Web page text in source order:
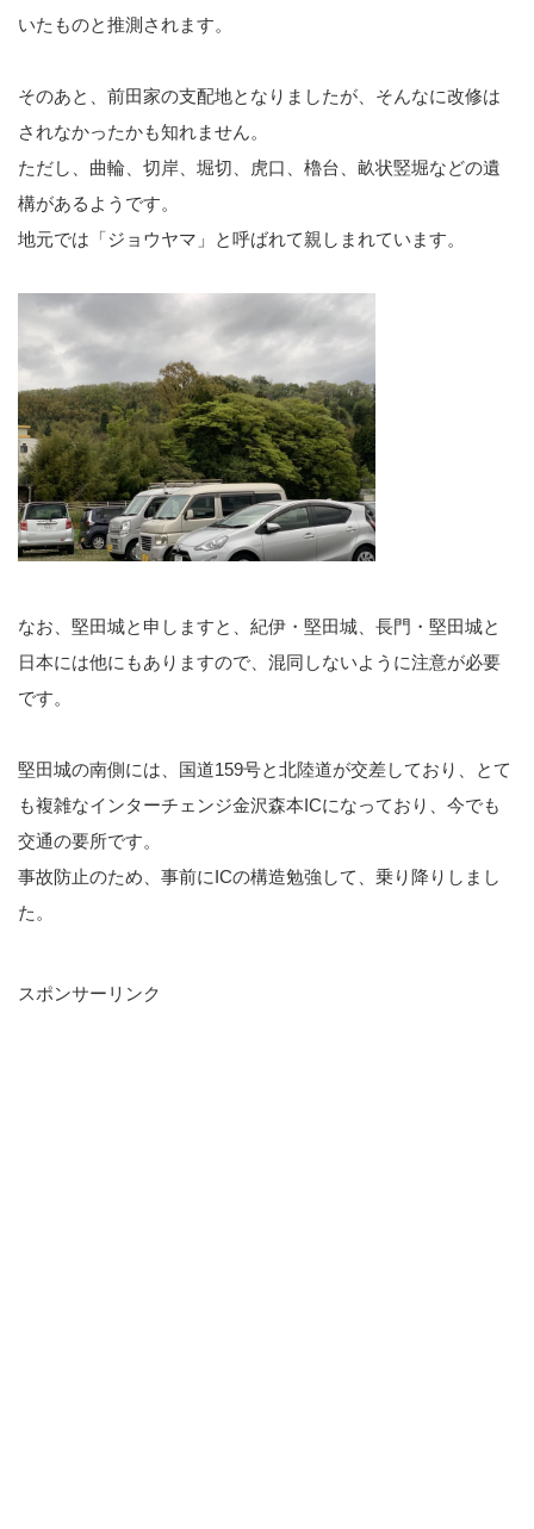
いたものと推測されます。
そのあと、前田家の支配地となりましたが、そんなに改修は
されなかったかも知れません。
ただし、曲輪、切岸、堀切、虎口、櫓台、畝状竪堀などの遺
構があるようです。
地元では「ジョウヤマ」と呼ばれて親しまれています。
なお、堅田城と申しますと、紀伊・堅田城、長門・堅田城と
日本には他にもありますので、混同しないように注意が必要
です。
堅田城の南側には、国道159号と北陸道が交差しており、とて
も複雑なインターチェンジ金沢森本ICになっており、今でも
交通の要所です。
事故防止のため、事前にICの構造勉強して、乗り降りしまし
た。
スポンサーリンク